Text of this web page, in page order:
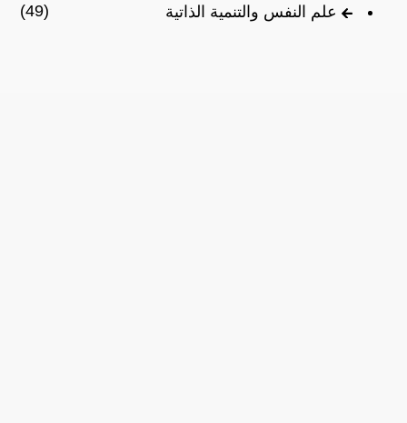
علم النفس والتنمية الذاتية
(49)